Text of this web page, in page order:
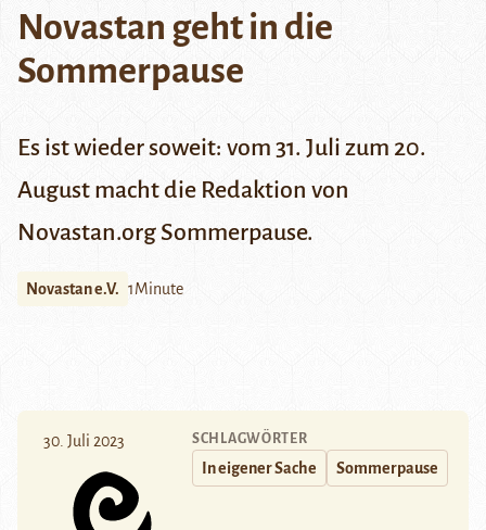
Novastan geht in die
Sommerpause
Es ist wieder soweit: vom 31. Juli zum 20.
August macht die Redaktion von
Novastan.org Sommerpause.
Novastan e.V. 1Minute
30. Juli 2023 SCHLAGWÖRTER
In eigener Sache Sommerpause